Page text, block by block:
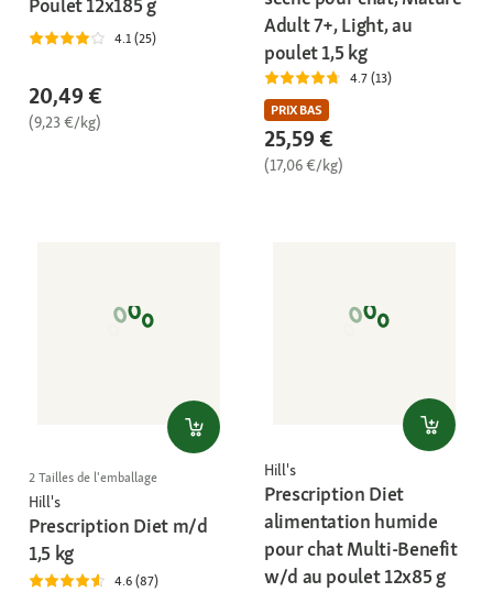
4.1 (25)
20,49 €
(9,23 €/kg)
Adult 7+, Light, au
poulet 1,5 kg
4.7 (13)
PRIX BAS
25,59 €
(17,06 €/kg)
2 Tailles de l'emballage
Hill's
Prescription Diet m/d
1,5 kg
4.6 (87)
Hill's
Prescription Diet
alimentation humide
pour chat Multi-Benefit
w/d au poulet 12x85 g